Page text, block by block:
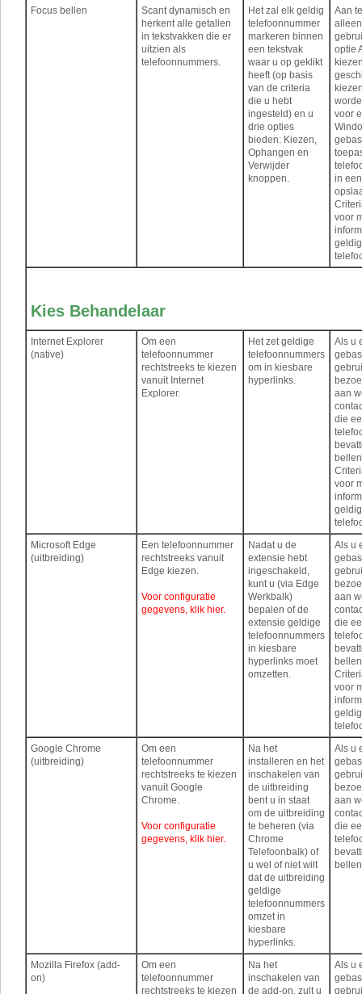
Focus bellen
Scant dynamisch en
herkent alle getallen
in tekstvakken die er
uitzien als
telefoonnummers.
Het zal elk geldig
telefoonnummer
markeren binnen
een tekstvak
waar u op geklikt
heeft (op basis
van de criteria
die u hebt
ingesteld) en u
drie opties
bieden: Kiezen,
Ophangen en
Verwijder
knoppen.
Aan
optie
voor
in
voor
Kies Behandelaar
Internet Explorer
(native)
Om een ​​
telefoonnummer
rechtstreeks te kiezen
vanuit Internet
Explorer.
Het zet geldige
telefoonnummers
om in kiesbare
hyperlinks.
Als u
aan
die
voor
Microsoft Edge
(uitbreiding)
Een telefoonnummer
rechtstreeks vanuit
Edge kiezen.
Voor configuratie
gegevens, klik hier.
Nadat u de
extensie hebt
ingeschakeld,
kunt u (via Edge
Werkbalk)
bepalen of de
extensie geldige
telefoonnummers
in kiesbare
hyperlinks moet
omzetten.
Als u
aan
die
voor
Google Chrome
(uitbreiding)
Om een ​​
telefoonnummer
rechtstreeks te kiezen
vanuit Google
Chrome.
Voor configuratie
gegevens, klik hier.
Na het
installeren en het
inschakelen van
de uitbreiding
bent u in staat
om de uitbreiding
te beheren (via
Chrome
Telefoonbalk) of
u wel of niet wilt
dat de uitbreiding
geldige
telefoonnummers
omzet in
kiesbare
hyperlinks.
Als u
aan
die
Mozilla Firefox (add-
on)
Om een ​​
telefoonnummer
rechtstreeks te kiezen
Na het
inschakelen van
de add-on, zult u
Als u